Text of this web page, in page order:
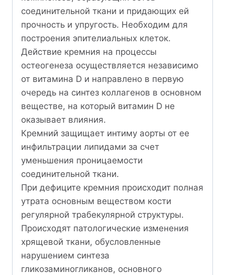
соединительной ткани и придающих ей
прочность и упругость. Необходим для
построения эпителиальных клеток.
Действие кремния на процессы
остеогенеза осуществляется независимо
от витамина D и направлено в первую
очередь на синтез коллагенов в основном
веществе, на который витамин D не
оказывает влияния.
Кремний защищает интиму аорты от ее
инфильтрации липидами за счет
уменьшения проницаемости
соединительной ткани.
При дефиците кремния происходит полная
утрата основным веществом кости
регулярной трабекулярной структуры.
Происходят патологические изменения
хрящевой ткани, обусловленные
нарушением синтеза
гликозаминогликанов, основного